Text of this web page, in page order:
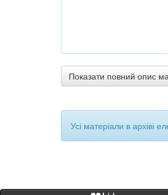
Показати повний опис
Усі матеріали в архіві